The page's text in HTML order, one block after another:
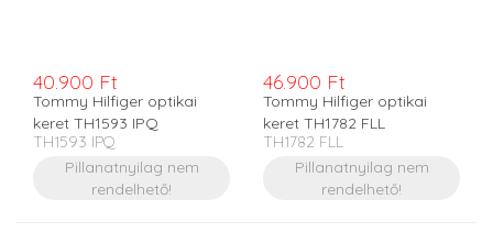
40.900 Ft
Tommy Hilfiger optikai
keret TH1593 IPQ
TH1593 IPQ
Pillanatnyilag nem
rendelhető!
46.900 Ft
Tommy Hilfiger optikai
keret TH1782 FLL
TH1782 FLL
Pillanatnyilag nem
rendelhető!